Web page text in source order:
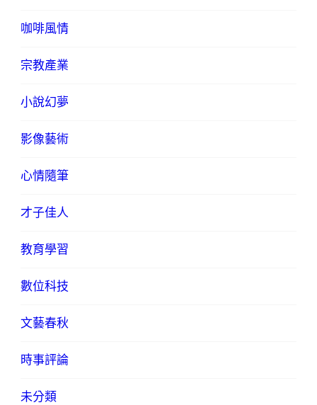
咖啡風情
宗教產業
小說幻夢
影像藝術
心情隨筆
才子佳人
教育學習
數位科技
文藝春秋
時事評論
未分類